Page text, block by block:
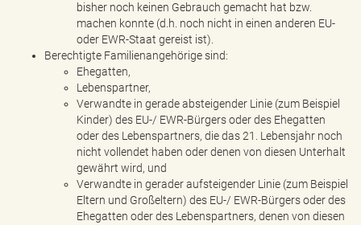
bisher noch keinen Gebrauch gemacht hat bzw.
machen konnte (d.h. noch nicht in einen anderen EU-
oder EWR-Staat gereist ist).
Berechtigte Familienangehörige sind:
Ehegatten,
Lebenspartner,
Verwandte in gerade absteigender Linie (zum Beispiel
Kinder) des EU-/ EWR-Bürgers oder des Ehegatten
oder des Lebenspartners, die das 21. Lebensjahr noch
nicht vollendet haben oder denen von diesen Unterhalt
gewährt wird, und
Verwandte in gerader aufsteigender Linie (zum Beispiel
Eltern und Großeltern) des EU-/ EWR-Bürgers oder des
Ehegatten oder des Lebenspartners, denen von diesen